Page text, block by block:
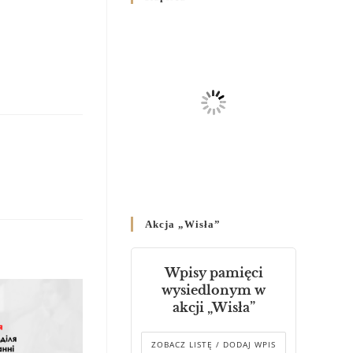
Родин
Справ Молоді та встановленя
складу Катихитичної Комісії
днях 2-12 липня 2024 р.”
Декрет єпископів
Перемисько-Варшавської
Митрополії стосовно
звершування Божественної
літургії
Akcja „Wisła”
Wpisy pamięci
wysiedlonym w
akcji „Wisła”
ZOBACZ LISTĘ / DODAJ WPIS